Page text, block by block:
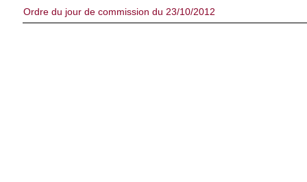
Ordre du jour de commission du 23/10/2012